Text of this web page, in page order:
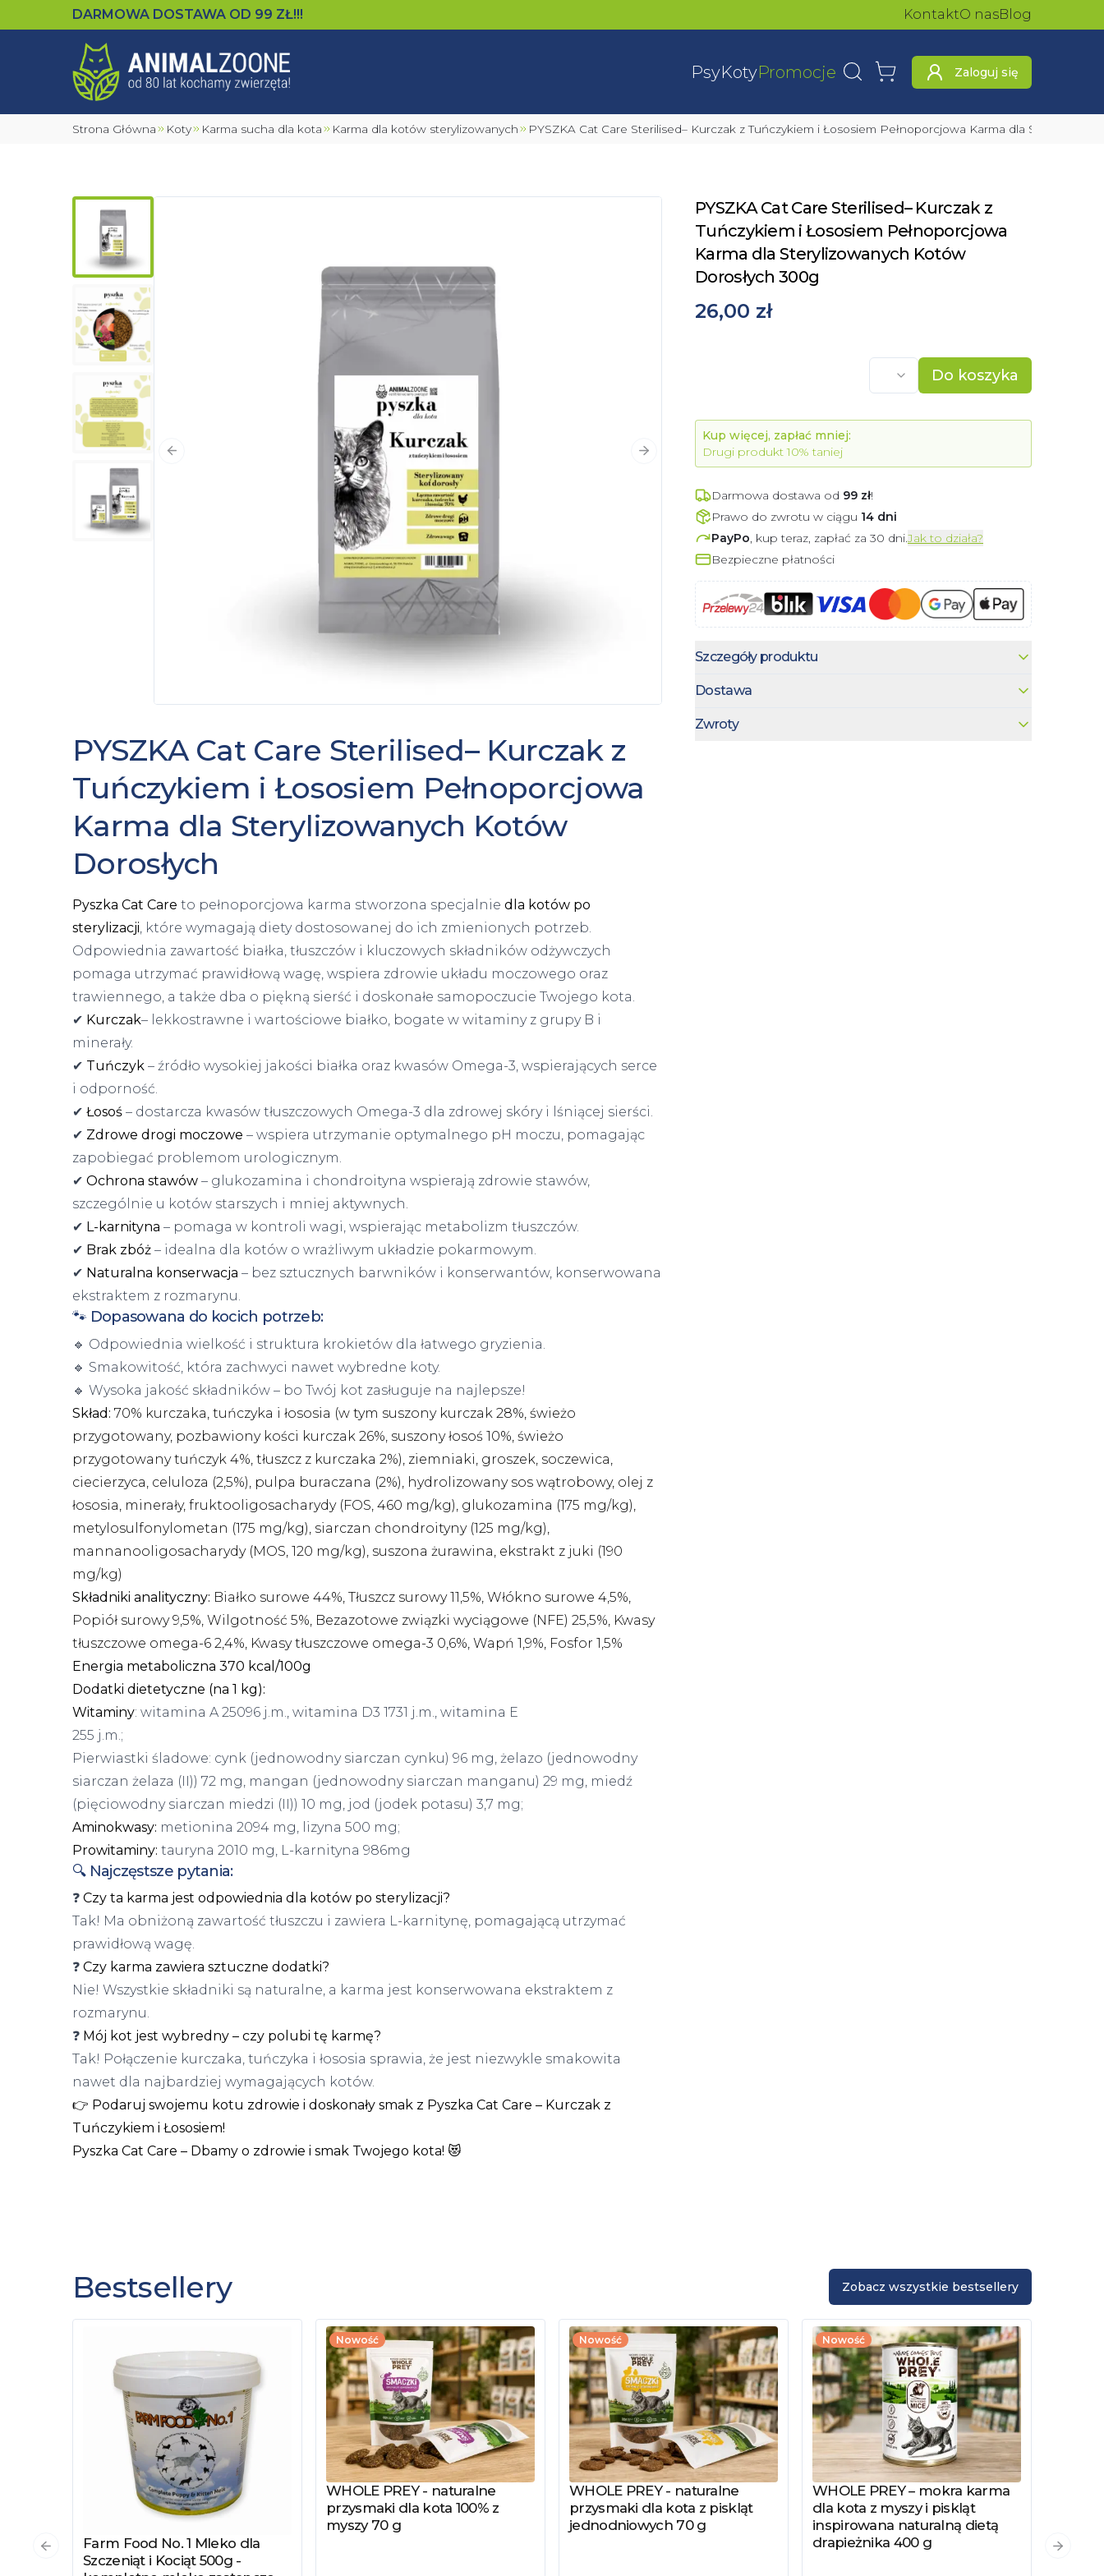
DARMOWA DOSTAWA OD 99 ZŁ!!! KontaktO nasBlog
PsyKotyPromocje WyszukajKoszyk Zaloguj się
Strona Główna Koty Karma sucha dla kota Karma dla kotów sterylizowanych PYSZKA Cat Care Sterilised– Kurczak z Tuńczykiem i Łososiem Pełnoporcjowa Karma dla
Poprzedni slajd Następny slajd
PYSZKA Cat Care Sterilised– Kurczak z
Tuńczykiem i Łososiem Pełnoporcjowa
Karma dla Sterylizowanych Kotów
Dorosłych 300g
26,00 zł
Do koszyka
Kup więcej, zapłać mniej:
Drugi produkt 10% taniej
Darmowa dostawa od 99 zł!
Prawo do zwrotu w ciągu 14 dni
PayPo, kup teraz, zapłać za 30 dni.Jak to działa?
Bezpieczne płatności
Szczegóły produktu
Dostawa
Zwroty
PYSZKA Cat Care Sterilised– Kurczak z
Tuńczykiem i Łososiem Pełnoporcjowa
Karma dla Sterylizowanych Kotów
Dorosłych
Pyszka Cat Care to pełnoporcjowa karma stworzona specjalnie dla kotów po
sterylizacji, które wymagają diety dostosowanej do ich zmienionych potrzeb.
Odpowiednia zawartość białka, tłuszczów i kluczowych składników odżywczych
pomaga utrzymać prawidłową wagę, wspiera zdrowie układu moczowego oraz
trawiennego, a także dba o piękną sierść i doskonałe samopoczucie Twojego kota.
✔ Kurczak– lekkostrawne i wartościowe białko, bogate w witaminy z grupy B i
minerały.
✔ Tuńczyk – źródło wysokiej jakości białka oraz kwasów Omega-3, wspierających serce
i odporność.
✔ Łosoś – dostarcza kwasów tłuszczowych Omega-3 dla zdrowej skóry i lśniącej sierści.
✔ Zdrowe drogi moczowe – wspiera utrzymanie optymalnego pH moczu, pomagając
zapobiegać problemom urologicznym.
✔ Ochrona stawów – glukozamina i chondroityna wspierają zdrowie stawów,
szczególnie u kotów starszych i mniej aktywnych.
✔ L-karnityna – pomaga w kontroli wagi, wspierając metabolizm tłuszczów.
✔ Brak zbóż – idealna dla kotów o wrażliwym układzie pokarmowym.
✔ Naturalna konserwacja – bez sztucznych barwników i konserwantów, konserwowana
ekstraktem z rozmarynu.
🐾 Dopasowana do kocich potrzeb:
🔹 Odpowiednia wielkość i struktura krokietów dla łatwego gryzienia.
🔹 Smakowitość, która zachwyci nawet wybredne koty.
🔹 Wysoka jakość składników – bo Twój kot zasługuje na najlepsze!
Skład: 70% kurczaka, tuńczyka i łososia (w tym suszony kurczak 28%, świeżo
przygotowany, pozbawiony kości kurczak 26%, suszony łosoś 10%, świeżo
przygotowany tuńczyk 4%, tłuszcz z kurczaka 2%), ziemniaki, groszek, soczewica,
ciecierzyca, celuloza (2,5%), pulpa buraczana (2%), hydrolizowany sos wątrobowy, olej z
łososia, minerały, fruktooligosacharydy (FOS, 460 mg/kg), glukozamina (175 mg/kg),
metylosulfonylometan (175 mg/kg), siarczan chondroityny (125 mg/kg),
mannanooligosacharydy (MOS, 120 mg/kg), suszona żurawina, ekstrakt z juki (190
mg/kg)
Składniki analityczny: Białko surowe 44%, Tłuszcz surowy 11,5%, Włókno surowe 4,5%,
Popiół surowy 9,5%, Wilgotność 5%, Bezazotowe związki wyciągowe (NFE) 25,5%, Kwasy
tłuszczowe omega-6 2,4%, Kwasy tłuszczowe omega-3 0,6%, Wapń 1,9%, Fosfor 1,5%
Energia metaboliczna 370 kcal/100g
Dodatki dietetyczne (na 1 kg):
Witaminy: witamina A 25096 j.m., witamina D3 1731 j.m., witamina E
255 j.m.;
Pierwiastki śladowe: cynk (jednowodny siarczan cynku) 96 mg, żelazo (jednowodny
siarczan żelaza (II)) 72 mg, mangan (jednowodny siarczan manganu) 29 mg, miedź
(pięciowodny siarczan miedzi (II)) 10 mg, jod (jodek potasu) 3,7 mg;
Aminokwasy: metionina 2094 mg, lizyna 500 mg;
Prowitaminy: tauryna 2010 mg, L-karnityna 986mg
🔍 Najczęstsze pytania:
❓ Czy ta karma jest odpowiednia dla kotów po sterylizacji?
Tak! Ma obniżoną zawartość tłuszczu i zawiera L-karnitynę, pomagającą utrzymać
prawidłową wagę.
❓ Czy karma zawiera sztuczne dodatki?
Nie! Wszystkie składniki są naturalne, a karma jest konserwowana ekstraktem z
rozmarynu.
❓ Mój kot jest wybredny – czy polubi tę karmę?
Tak! Połączenie kurczaka, tuńczyka i łososia sprawia, że jest niezwykle smakowita
nawet dla najbardziej wymagających kotów.
👉 Podaruj swojemu kotu zdrowie i doskonały smak z Pyszka Cat Care – Kurczak z
Tuńczykiem i Łososiem!
Pyszka Cat Care – Dbamy o zdrowie i smak Twojego kota! 😻
Bestsellery Zobacz wszystkie bestsellery
Zobacz produkt
Farm Food No. 1 Mleko dla
Szczeniąt i Kociąt 500g -
Nowość
Zobacz produkt
WHOLE PREY - naturalne
przysmaki dla kota 100% z
myszy 70 g
Nowość
Zobacz produkt
WHOLE PREY - naturalne
przysmaki dla kota z piskląt
jednodniowych 70 g
Nowość
Zobacz produkt
WHOLE PREY – mokra karma
dla kota z myszy i piskląt
inspirowana naturalną dietą
drapieżnika 400 g
Poprzedni slajd